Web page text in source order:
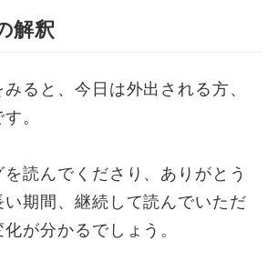
解釈
ると、今日は外出される方、
。
読んでくださり、ありがとう
い期間、継続して読んでいただ
が分かるでしょう。